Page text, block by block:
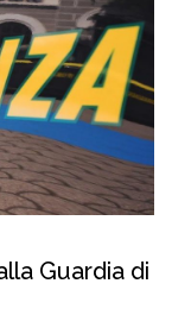
Guardia di